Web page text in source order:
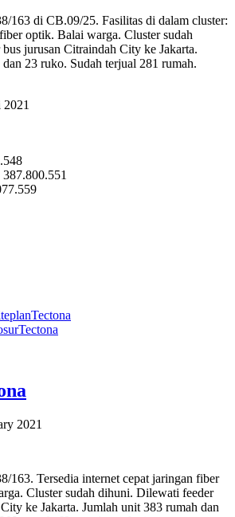
163 di CB.09/25. Fasilitas di dalam cluster:
optik. Balai warga. Cluster sudah
jurusan Citraindah City ke Jakarta.
23 ruko. Sudah terjual 281 rumah.
2021
163. Tersedia internet cepat jaringan fiber
Cluster sudah dihuni. Dilewati feeder
ke Jakarta. Jumlah unit 383 rumah dan